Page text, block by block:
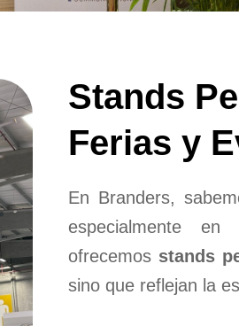
Stands
Ferias y
En Branders,
especialmente
ofrecemos stands
sino que reflejan la